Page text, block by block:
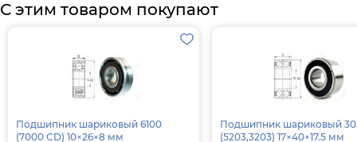
С этим товаром покупают
Подшипник шариковый 6100
(7000 CD) 10×26×8 мм
Подшипник шариковый
(5203,3203) 17×40×17.5 мм